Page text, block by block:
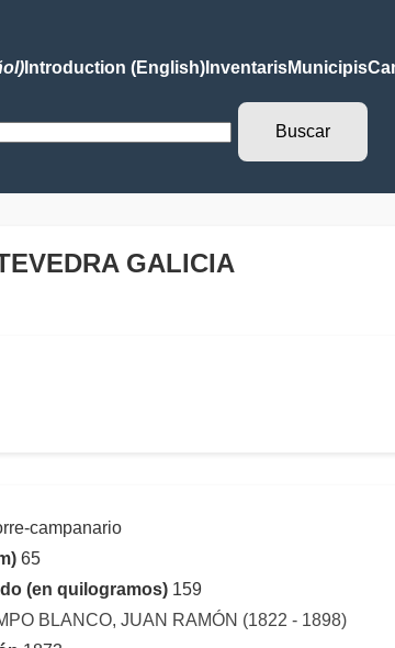
Introduction (English)InventarisMunicipis
GALICIA
campanario
65
(en quilogramos) 159
BLANCO, JUAN RAMÓN (1822 - 1898)